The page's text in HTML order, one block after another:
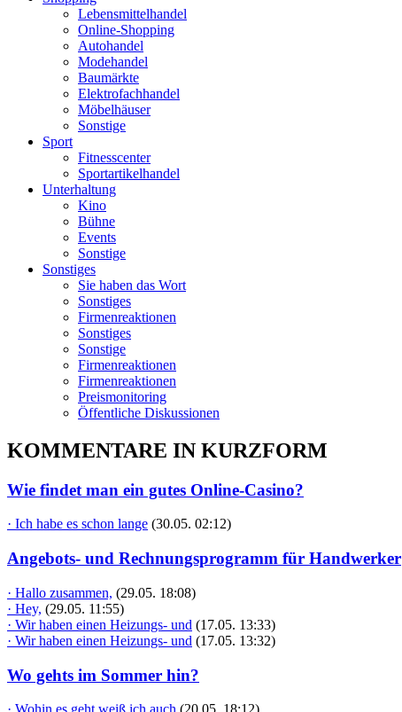
Lebensmittelhandel
Online-Shopping
Autohandel
Modehandel
Baumärkte
Elektrofachhandel
Möbelhäuser
Sonstige
Sport
Fitnesscenter
Sportartikelhandel
Unterhaltung
Kino
Bühne
Events
Sonstige
Sonstiges
Sie haben das Wort
Sonstiges
Firmenreaktionen
Sonstiges
Sonstige
Firmenreaktionen
Firmenreaktionen
Preismonitoring
Öffentliche Diskussionen
KOMMENTARE IN KURZFORM
Wie findet man ein gutes Online-Casino?
· Ich habe es schon lange (30.05. 02:12)
Angebots- und Rechnungsprogramm für Handwerker
· Hallo zusammen, (29.05. 18:08)
· Hey, (29.05. 11:55)
· Wir haben einen Heizungs- und (17.05. 13:33)
· Wir haben einen Heizungs- und (17.05. 13:32)
Wo gehts im Sommer hin?